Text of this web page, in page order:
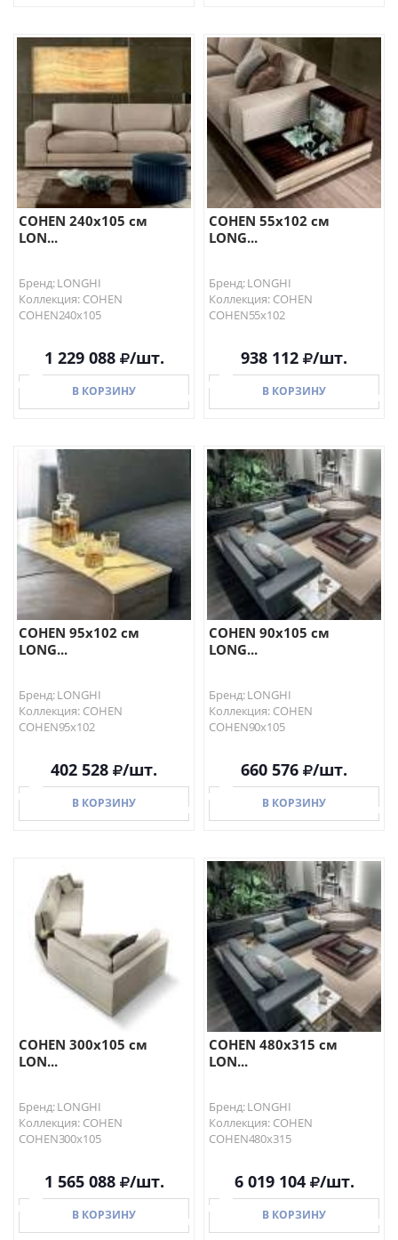
В КОРЗИНУ В КОРЗИНУ
COHEN 240х105 см
LON...
Бренд: LONGHI
Коллекция: COHEN
COHEN240х105
1 229 088 /шт.
В КОРЗИНУ
COHEN 55х102 см
LONG...
Бренд: LONGHI
Коллекция: COHEN
COHEN55х102
938 112 /шт.
В КОРЗИНУ
В КОРЗИНУ
COHEN 95х102 см
LONG...
Бренд: LONGHI
Коллекция: COHEN
COHEN95х102
402 528 /шт.
В КОРЗИНУ
В КОРЗИНУ
COHEN 90х105 см
LONG...
Бренд: LONGHI
Коллекция: COHEN
COHEN90х105
660 576 /шт.
В КОРЗИНУ
В КОРЗИНУ
COHEN 300х105 см
LON...
Бренд: LONGHI
Коллекция: COHEN
COHEN300х105
1 565 088 /шт.
В КОРЗИНУ
COHEN 480х315 см
LON...
Бренд: LONGHI
Коллекция: COHEN
COHEN480х315
6 019 104 /шт.
В КОРЗИНУ